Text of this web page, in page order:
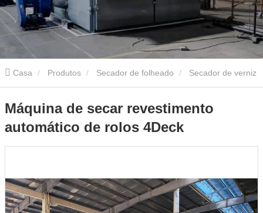
Casa Produtos Secador de folheado Secador de verniz
de contraplacado
rolos 4Deck
Máquina de secar revestimento
automático de rolos 4Deck